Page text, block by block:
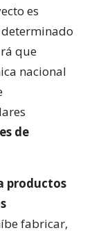
es
que
nacional
de
productos
fabricar,